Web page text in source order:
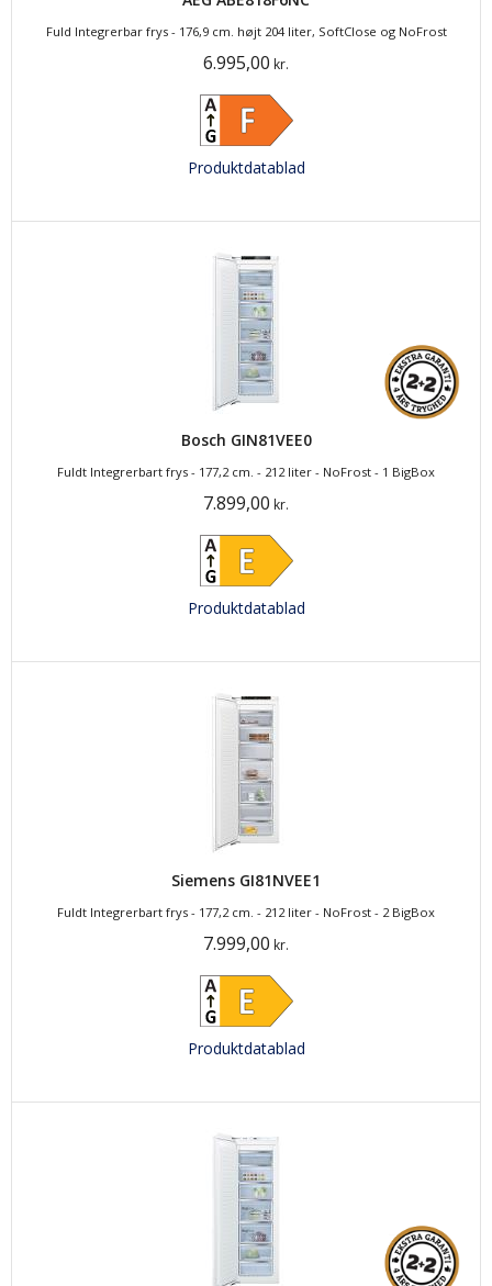
Fuld Integrerbar frys - 176,9 cm. højt 204 liter, SoftClose og NoFrost
6.995,00 kr.
Produktdatablad
Bosch GIN81VEE0
Fuldt Integrerbart frys - 177,2 cm. - 212 liter - NoFrost - 1 BigBox
7.899,00 kr.
Produktdatablad
Siemens GI81NVEE1
Fuldt Integrerbart frys - 177,2 cm. - 212 liter - NoFrost - 2 BigBox
7.999,00 kr.
Produktdatablad